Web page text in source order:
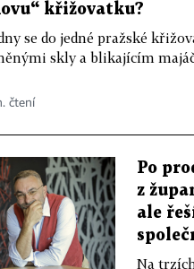
křižovatku?
se do jedné pražské
skly a blikajícím
čtení
Po
z
ale
Na